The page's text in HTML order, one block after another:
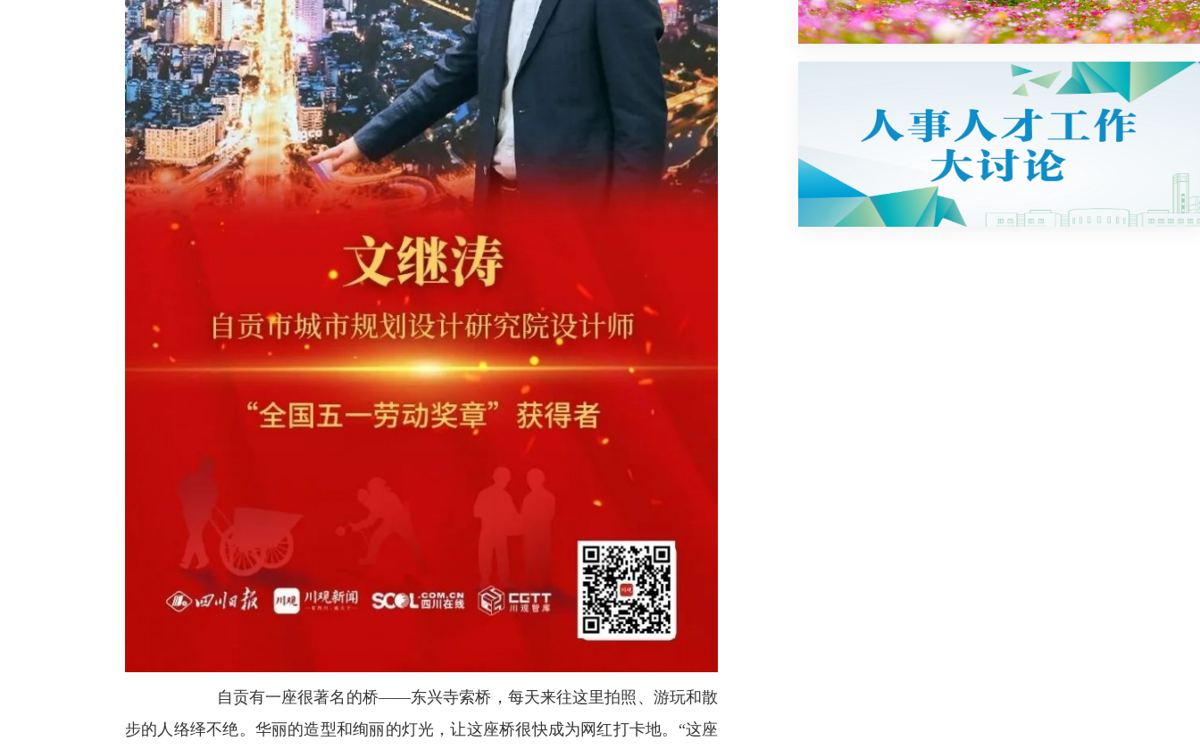
自贡有一座很著名的桥——东兴寺索桥，每天来往这里拍照、游玩和散
步的人络绎不绝。华丽的造型和绚丽的灯光，让这座桥很快成为网红打卡地。“这座